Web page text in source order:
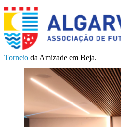
Torneio da Amizade em Beja.